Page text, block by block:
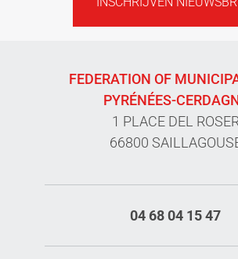
FEDERATION OF
PYRÉNÉES-
1 PLACE DEL ROSER
66800
04 68 04 15 47